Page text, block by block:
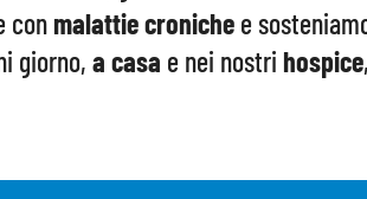
conmalattie croniche e
giorno, a casa e nei nostri hospice